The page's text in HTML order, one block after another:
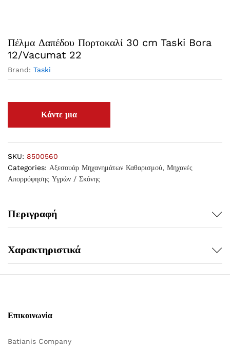
Πέλμα Δαπέδου Πορτοκαλί 30 cm Taski Bora
12/Vacumat 22
Brand: Taski
SKU: 8500560
Categories: Αξεσουάρ Μηχανημάτων Καθαρισμού, Μηχανές
Απορρόφησης Υγρών / Σκόνης
Περιγραφή
Χαρακτηριστικά
Επικοινωνία
Batianis Company